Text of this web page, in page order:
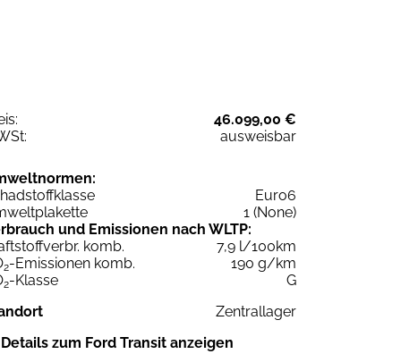
46.099,00 €
ausweisbar
Euro6
1 (None)
und Emissionen nach WLTP:
komb.
7,9 l/100km
2-Emissionen komb.
190 g/km
2-Klasse
G
Zentrallager
zum Ford Transit anzeigen